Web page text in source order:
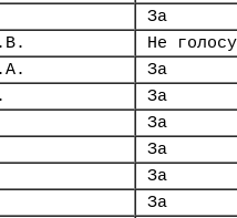
За
Не
За
За
За
За
За
За